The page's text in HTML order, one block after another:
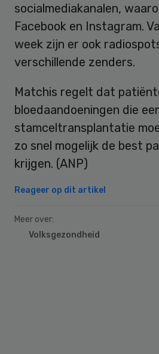
socialmediakanalen,
Facebook en Instagram.
week zijn er ook
verschillende zenders.
Matchis regelt dat
bloedaandoeningen die
stamceltransplantatie
zo snel mogelijk de best
krijgen. (ANP)
Reageer op dit artikel
Meer over:
Volksgezondheid